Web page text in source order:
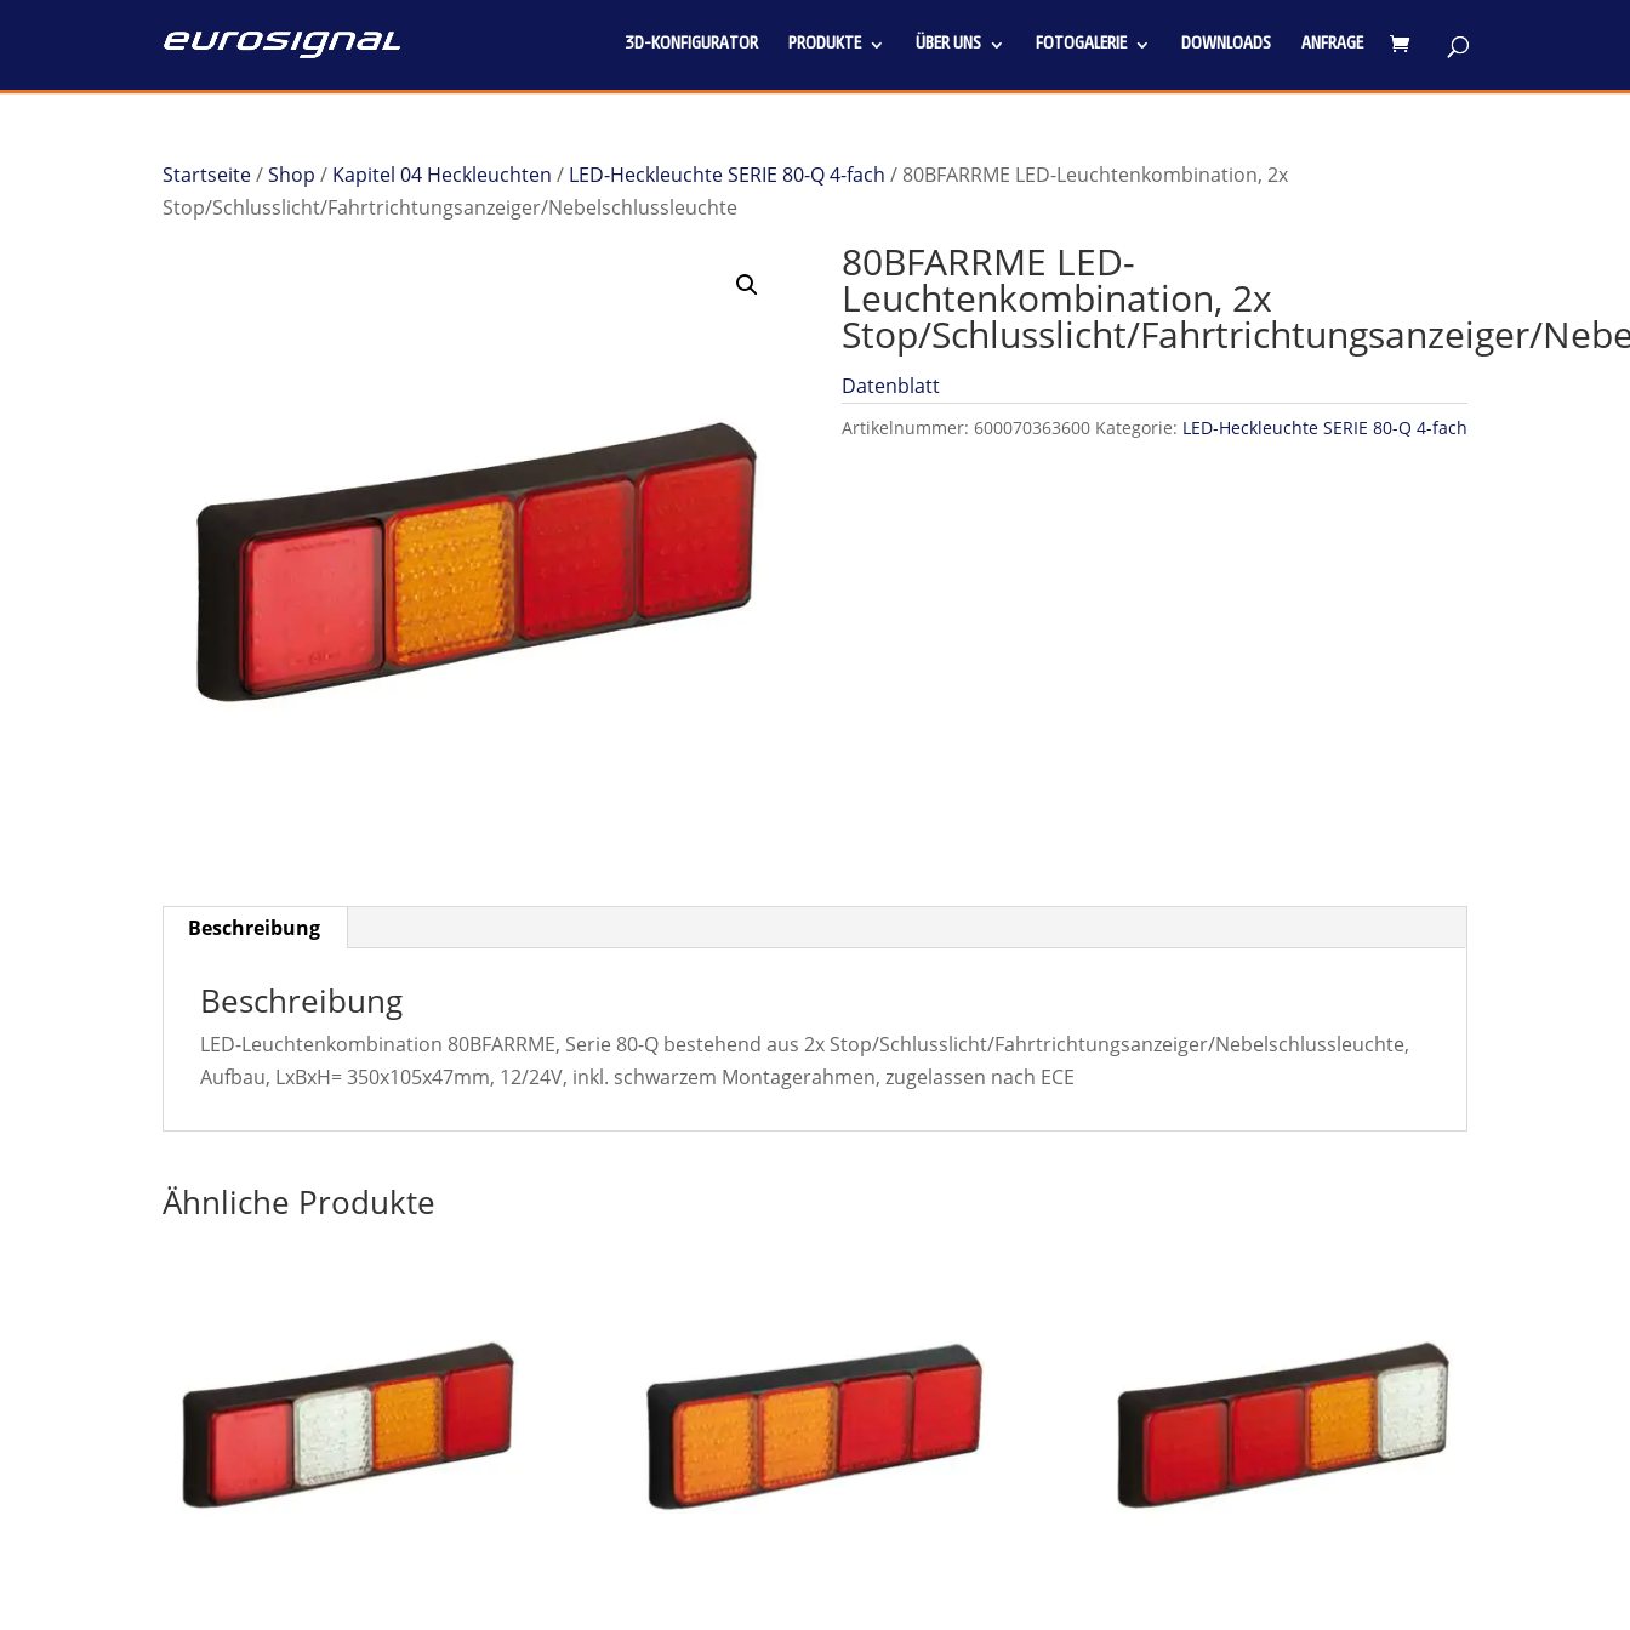
3D-KONFIGURATOR PRODUKTE ÜBER UNS FOTOGALERIE DOWNLOADS ANFRAGE
Startseite/Shop / Kapitel 04 Heckleuchten / LED-Heckleuchte SERIE 80-Q 4-fach / 80BFARRME LED-Leuchtenkombination, 2x
Stop/Schlusslicht/Fahrtrichtungsanzeiger/Nebelschlussleuchte
80BFARRME LED-
Leuchtenkombination, 2x
Stop/Schlusslicht/Fahrtrichtungsanzeiger/
Datenblatt
Artikelnummer: 600070363600 Kategorie: LED-Heckleuchte SERIE 80-Q 4-fach
Beschreibung
Beschreibung
LED-Leuchtenkombination 80BFARRME, Serie 80-Q bestehend aus 2x Stop/Schlusslicht/Fahrtrichtungsanzeiger/Nebelschlussleuchte,
Aufbau, LxBxH= 350x105x47mm, 12/24V, inkl. schwarzem Montagerahmen, zugelassen nach ECE
Ähnliche Produkte